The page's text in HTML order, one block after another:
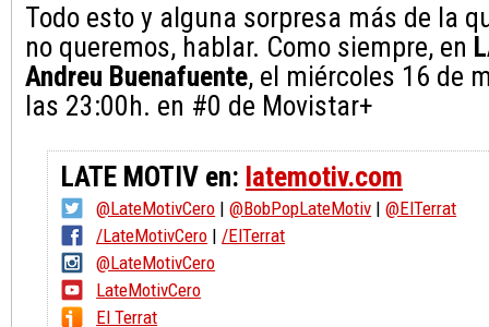
Todo esto y alguna sorpresa más de la
no queremos, hablar. Como siempre, en
Andreu Buenafuente, el miércoles 16 de
las 23:00h. en #0 de Movistar+
LATE MOTIV en: latemotiv.com
@LateMotivCero |@BobPopLateMotiv |@ElTerrat
/LateMotivCero |/ElTerrat
@LateMotivCero
LateMotivCero
El Terrat